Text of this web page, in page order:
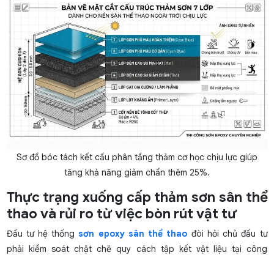
Sơ đồ bóc tách kết cấu phân tầng thảm cơ học chịu lực giúp
tăng khả năng giảm chấn thêm 25%.
Thực trạng xuống cấp thảm sơn sân thể
thao và rủi ro từ việc bòn rút vật tư
Đầu tư hệ thống sơn epoxy sân thể thao đòi hỏi chủ đầu tư
phải kiểm soát chặt chẽ quy cách tập kết vật liệu tại công